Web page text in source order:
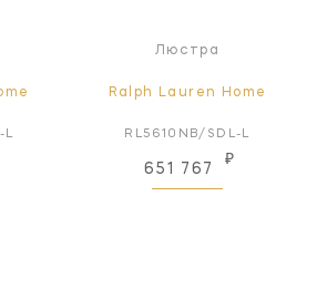
L
Люстра
Ralph Lauren Home
RL5610NB/SDL-L
651 767
₽